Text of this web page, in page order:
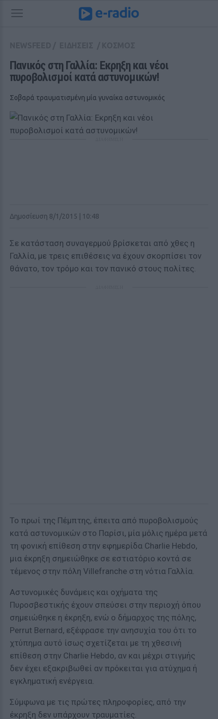
Πανικός στη Γαλλία: Εκρηξη και νέοι
πυροβολισμοί κατά αστυνομικών!
Σοβαρά τραυματισμένη μία γυναίκα αστυνομικός
Δημοσίευση 8/1/2015 | 10:48
Σε κατάσταση συναγερμού βρίσκεται από χθες η
Γαλλία, με τρεις επιθέσεις να έχουν σκορπίσει τον
θάνατο, τον τρόμο και τον πανικό στους πολίτες.
Το πρωί της Πέμπτης, έπειτα από πυροβολισμούς
κατά αστυνομικών στο Παρίσι, μία μόλις ημέρα μετά
τη φονική επίθεση στην εφημερίδα Charlie Hebdo,
μια έκρηξη σημειώθηκε σε εστιατόριο κοντά σε
τέμενος στην πόλη Villefranche στη νότια Γαλλία.
Αστυνομικές δυνάμεις και οχήματα της
Πυροσβεστικής έχουν σπεύσει στην περιοχή όπου
σημειώθηκε η έκρηξη, ενώ ο δήμαρχος της πόλης,
Perrut Bernard, εξέφρασε την ανησυχία του ότι το
χτύπημα αυτό ίσως σχετίζεται με τη χθεσινή
επίθεση στην Charlie Hebdo, αν και μέχρι στιγμής
δεν έχει εξακριβωθεί αν πρόκειται για ατύχημα ή
εγκληματική ενέργεια.
Σύμφωνα με τις πρώτες πληροφορίες, από την
έκρηξη δεν υπάρχουν τραυματίες.